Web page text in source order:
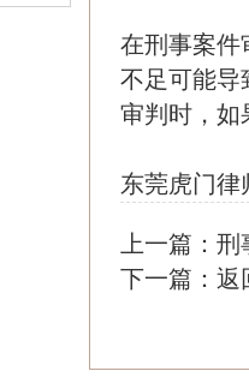
在刑事案件
不足可能导
审判时，如
东莞虎门律
上一篇： 刑
下一篇： 返